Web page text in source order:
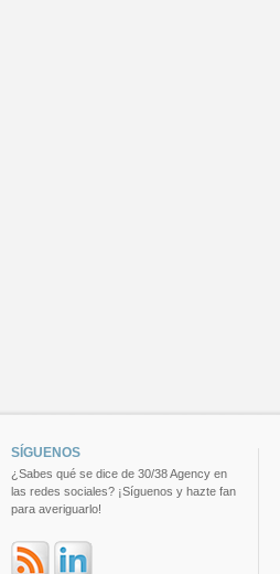
SÍGUENOS
¿Sabes qué se dice de 30/38 Agency en
las redes sociales? ¡Síguenos y hazte fan
para averiguarlo!